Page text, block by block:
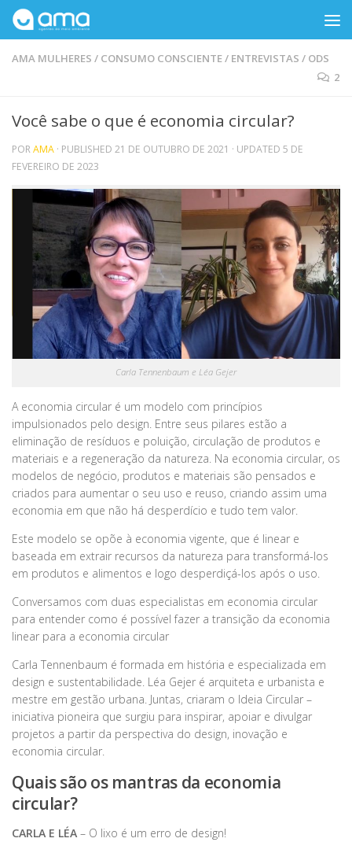
Skip to content
AMA MULHERES / CONSUMO CONSCIENTE/ ENTREVISTAS / ODS
2
Você sabe o que é economia circular?
PORAMA · PUBLISHED 21 DE OUTUBRO DE 2021 · UPDATED 5 DE
FEVEREIRO DE 2023
Carla Tennenbaum e Léa Gejer
A economia circular é um modelo com princípios
impulsionados pelo design. Entre seus pilares estão a
eliminação de resíduos e poluição, circulação de produtos e
materiais e a regeneração da natureza. Na economia circular, os
modelos de negócio, produtos e materiais são pensados e
criados para aumentar o seu uso e reuso, criando assim uma
economia em que não há desperdício e tudo tem valor.
Este modelo se opõe à economia vigente, que é linear e
baseada em extrair recursos da natureza para transformá-los
em produtos e alimentos e logo desperdiçá-los após o uso.
Conversamos com duas especialistas em economia circular
para entender como é possível fazer a transição da economia
linear para a economia circular
Carla Tennenbaum é formada em história e especializada em
design e sustentabilidade. Léa Gejer é arquiteta e urbanista e
mestre em gestão urbana. Juntas, criaram o Ideia Circular –
iniciativa pioneira que surgiu para inspirar, apoiar e divulgar
projetos a partir da perspectiva do design, inovação e
economia circular.
Quais são os mantras da economia
circular?
CARLA E LÉA – O lixo é um erro de design!